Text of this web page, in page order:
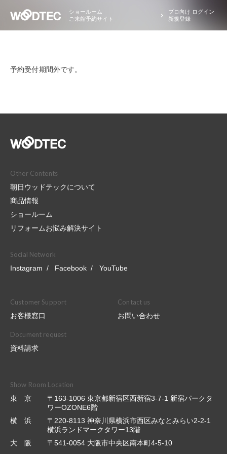
ショールーム
ご来館予約サイト
プロ向け ログイン
新規登録
予約受付期間外です。
Other Contents
朝日ウッドテックについて
商品情報
ショールーム
リフォームお悩み解決サイト
Social Network
Instagram
Facebook YouTube
Customer Support
お客様窓口
Contact us
お問い合わせ
Document request
資料請求
Show Room Location
東 京
〒163-1006 東京都新宿区西新宿3-7-1 新宿パークタ
ワーOZONE6階
横 浜
〒220-8113 神奈川県横浜市西区みなとみらい2-2-1
横浜ランドマークタワー13階
大 阪
〒541-0054 大阪市中央区南本町4-5-10